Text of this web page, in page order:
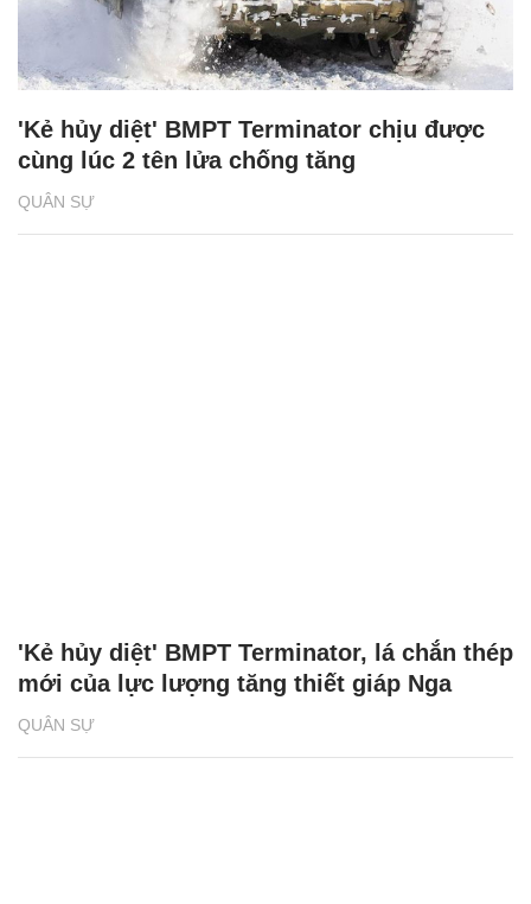
QUÂN SỰ
'Kẻ hủy diệt' BMPT Terminator chịu được
cùng lúc 2 tên lửa chống tăng
QUÂN SỰ
'Kẻ hủy diệt' BMPT Terminator, lá chắn thép
mới của lực lượng tăng thiết giáp Nga